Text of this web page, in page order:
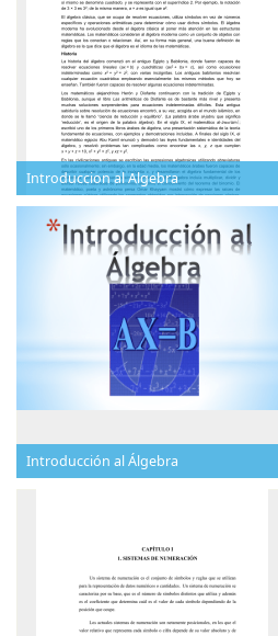
Introduccion al Algebra
Introducción al Álgebra